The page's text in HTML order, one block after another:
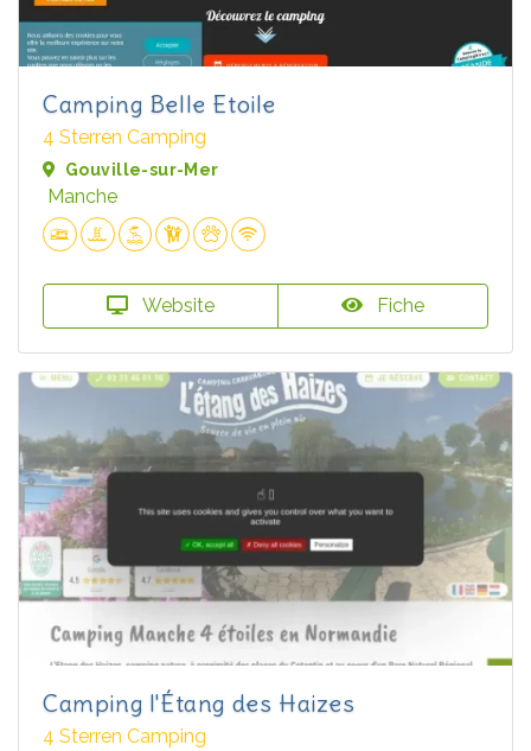
Camping Belle Etoile
4 Sterren Camping
Gouville-sur-Mer
Manche
Website Fiche
Camping l'Étang des Haizes
4 Sterren Camping